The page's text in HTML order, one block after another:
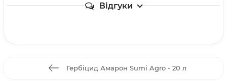
Відгуки
Гербіцид Амарон Sumi Agro - 20 л